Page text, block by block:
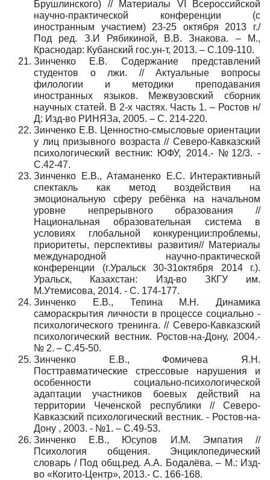
Брушлинского) // Материалы VI Всероссийской
научно-практической конференции (с
иностранным участием) 23-25 октября 2013 г./
Под ред. З.И Рябикиной, В.В. Знакова. – М.,
Краснодар: Кубанский гос.ун-т, 2013. – С.109-110.
Зинченко Е.В. Содержание представлений
студентов о лжи. // Актуальные вопросы
филологии и методики преподавания
иностранных языков. Межвузовский сборник
научных статей. В 2-х частях. Часть 1. – Ростов н/
Д: Изд-во РИНЯЗа, 2005. – С. 214-220.
Зинченко Е.В. Ценностно-смысловые ориентации
у лиц призывного возраста // Северо-Кавказский
психологический вестник: ЮФУ, 2014.- №12/3. -
С.42-47.
Зинченко Е.В., Атаманенко Е.С. Интерактивный
спектакль как метод воздействия на
эмоциональную сферу ребёнка на начальном
уровне непрерывного образования //
Национальная образовательная система в
условиях глобальной конкуренции:проблемы,
приоритеты, перспективы развития// Материалы
международной научно-практической
конференции (г.Уральск 30-31октября 2014 г.).
Уральск, Казахстан: Изд-во ЗКГУ им.
М.Утемисова, 2014. - С. 174-177.
Зинченко Е.В., Тепина М.Н. Динамика
самораскрытия личности в процессе социально -
психологического тренинга. // Северо-Кавказский
психологический вестник. Ростов-на-Дону, 2004.-
№ 2. – С.45-50.
Зинченко Е.В., Фомичева Я.Н.
Посттравматические стрессовые нарушения и
особенности социально-психологической
адаптации участников боевых действий на
территории Чеченской республики // Северо-
Кавказский психологический вестник. - Ростов-на-
Дону , 2003. - №1. – С.49-53.
Зинченко Е.В., Юсупов И.М. Эмпатия //
Психология общения. Энциклопедический
словарь / Под общ.ред. А.А. Бодалёва. – М.: Изд-
во «Когито-Центр», 2013.- С. 166-168.